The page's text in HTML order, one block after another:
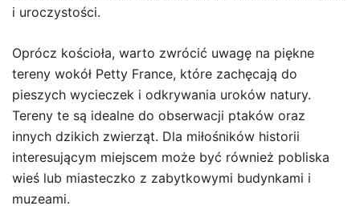
i uroczystości.
Oprócz kościoła, warto zwrócić uwagę na piękne
tereny wokół Petty France, które zachęcają do
pieszych wycieczek i odkrywania uroków natury.
Tereny te są idealne do obserwacji ptaków oraz
innych dzikich zwierząt. Dla miłośników historii
interesującym miejscem może być również pobliska
wieś lub miasteczko z zabytkowymi budynkami i
muzeami.